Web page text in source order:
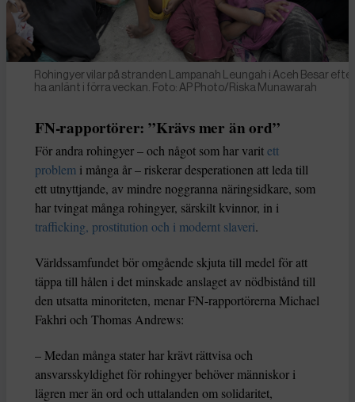
Rohingyer vilar på stranden Lampanah Leungah i Aceh Besar
ha anlänt i förra veckan. Foto: AP Photo/Riska Munawarah
FN-rapportörer: ”Krävs mer än ord”
För andra rohingyer – och något som har varitett
problem i många år – riskerar desperationen att leda till
ett utnyttjande, av mindre noggranna näringsidkare, som
har tvingat många rohingyer, särskilt kvinnor, in i
trafficking, prostitution och i modernt slaveri.
Världssamfundet bör omgående skjuta till medel för att
täppa till hålen i det minskade anslaget av nödbistånd till
den utsatta minoriteten, menar FN-rapportörerna Michael
Fakhri och Thomas Andrews:
– Medan många stater har krävt rättvisa och
ansvarsskyldighet för rohingyer behöver människor i
lägren mer än ord och uttalanden om solidaritet,